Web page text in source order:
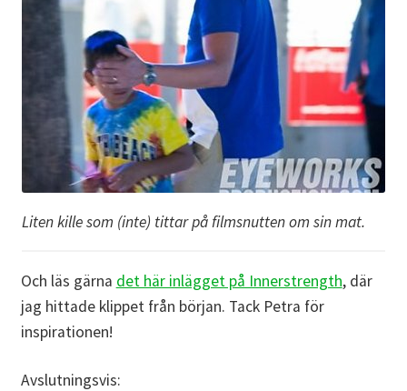
Liten kille som (inte) tittar på filmsnutten om sin mat.
Och läs gärna det här inlägget på Innerstrength, där
jag hittade klippet från början. Tack Petra för
inspirationen!
Avslutningsvis: